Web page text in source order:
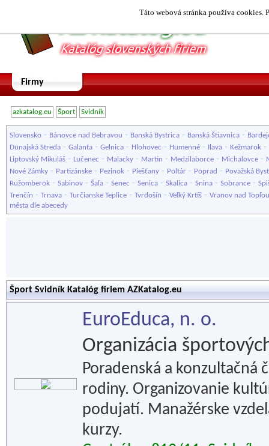
Táto webová stránka používa cookies.
Firmy
azkatalog.eu Šport Svidník
Slovensko - Bánovce nad Bebravou - Banská Bystrica - Banská Štiavnica -
Dunajská Streda - Galanta - Gelnica - Hlohovec - Humenné - Ilava - Kežmarok -
Liptovský Mikuláš - Lučenec - Malacky - Martin - Medzilaborce - Michalovce -
Nové Zámky - Partizánske - Pezinok - Piešťany - Poltár - Poprad - Považská
Ružomberok - Sabinov - Šaľa - Senec - Senica - Skalica - Snina - Sobrance -
Trenčín - Trnava - Turčianske Teplice - Tvrdošín - Veľký Krtíš - Vranov nad Topľou
města dle abecedy
Šport Svidník Katalóg firiem AZKatalog.eu
EuroEduca, n. o.
Organizácia
Poradenská a konzultačná
rodiny. Organizovanie
podujatí. Manažérske
kurzy.